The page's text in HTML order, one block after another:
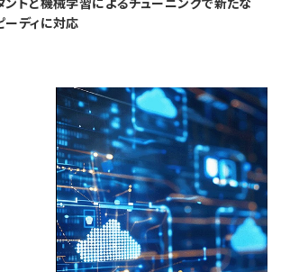
トと機械学習によるチューニングで新たな
ーディに対応